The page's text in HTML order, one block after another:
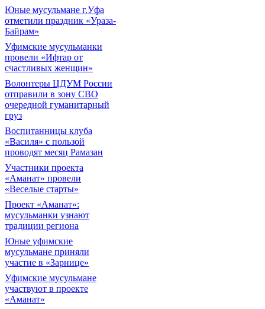
Юные мусульмане г.Уфа
отметили праздник «Ураза-
Байрам»
Уфимские мусульманки
провели «Ифтар от
счастливых женщин»
Волонтеры ЦДУМ России
отправили в зону СВО
очередной гуманитарный
груз
Воспитанницы клуба
«Василя» с пользой
проводят месяц Рамазан
Участники проекта
«Аманат» провели
«Веселые старты»
Проект «Аманат»:
мусульманки узнают
традиции региона
Юные уфимские
мусульмане приняли
участие в «Зарнице»
Уфимские мусульмане
участвуют в проекте
«Аманат»